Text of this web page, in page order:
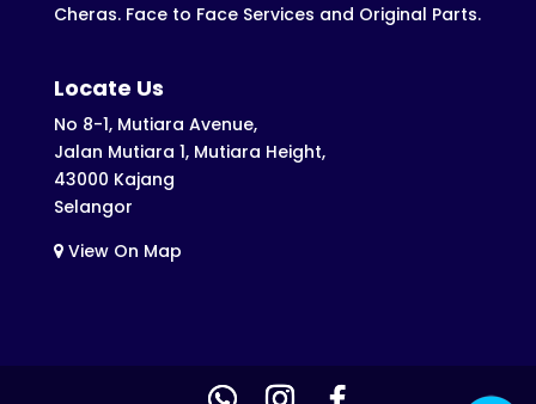
Cheras. Face to Face Services and Original Parts.
Locate Us
No 8-1, Mutiara Avenue,
Jalan Mutiara 1, Mutiara Height,
43000 Kajang
Selangor
View On Map